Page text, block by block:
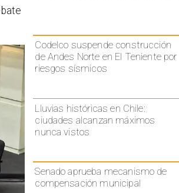
Codelco suspende construcción
de Andes Norte en El Teniente por
riesgos sísmicos
Lluvias históricas en Chile:
ciudades alcanzan máximos
nunca vistos
Senado aprueba mecanismo de
compensación municipal